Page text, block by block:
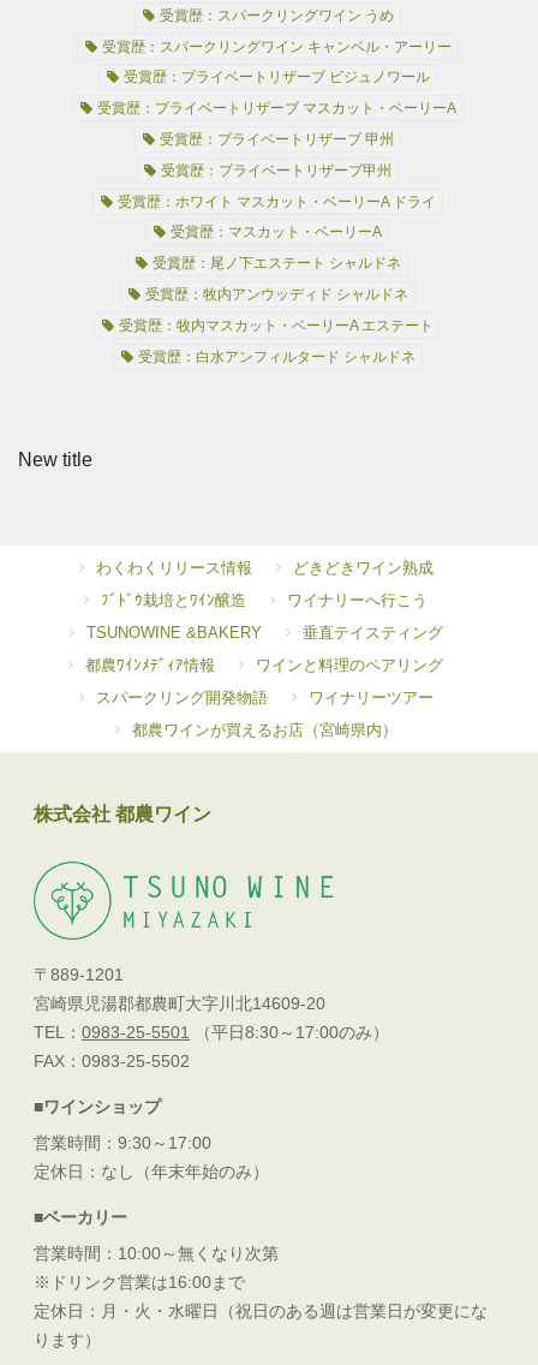
受賞歴：スパークリングワイン うめ
受賞歴：スパークリングワイン キャンベル・アーリー
受賞歴：プライベートリザーブ ビジュノワール
受賞歴：プライベートリザーブ マスカット・ベーリーA
受賞歴：プライベートリザーブ 甲州
受賞歴：プライベートリザーブ甲州
受賞歴：ホワイト マスカット・ベーリーA ドライ
受賞歴：マスカット・ベーリーA
受賞歴：尾ノ下エステート シャルドネ
受賞歴：牧内アンウッディド シャルドネ
受賞歴：牧内マスカット・ベーリーA エステート
受賞歴：白水アンフィルタード シャルドネ
New title
わくわくリリース情報
どきどきワイン熟成
ﾌﾞﾄﾞｳ栽培とﾜｲﾝ醸造
ワイナリーへ行こう
TSUNOWINE &BAKERY
垂直テイスティング
都農ﾜｲﾝﾒﾃﾞｨｱ情報
ワインと料理のペアリング
スパークリング開発物語
ワイナリーツアー
都農ワインが買えるお店（宮崎県内）
株式会社 都農ワイン
〒889-1201
宮崎県児湯郡都農町大字川北14609-20
TEL：0983-25-5501
（平日8:30～17:00のみ）
FAX：0983-25-5502
■ワインショップ
営業時間：9:30～17:00
定休日：なし（年末年始のみ）
■ベーカリー
営業時間：10:00～無くなり次第
※ドリンク営業は16:00まで
定休日：月・火・水曜日（祝日のある週は営業日が変更にな
ります）